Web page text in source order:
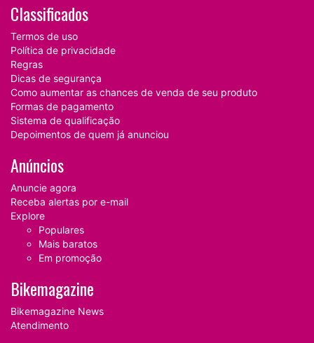
Classificados
Termos de uso
Política de privacidade
Regras
Dicas de segurança
Como aumentar as chances de venda de seu produto
Formas de pagamento
Sistema de qualificação
Depoimentos de quem já anunciou
Anúncios
Anuncie agora
Receba alertas por e-mail
Explore
Populares
Mais baratos
Em promoção
Bikemagazine
Bikemagazine News
Atendimento